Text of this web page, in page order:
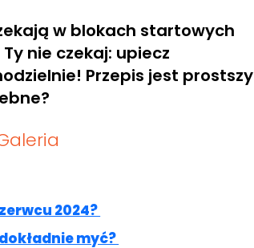
w blokach startowych
nie czekaj: upiecz
Przepis jest prostszy
2024?
myć?